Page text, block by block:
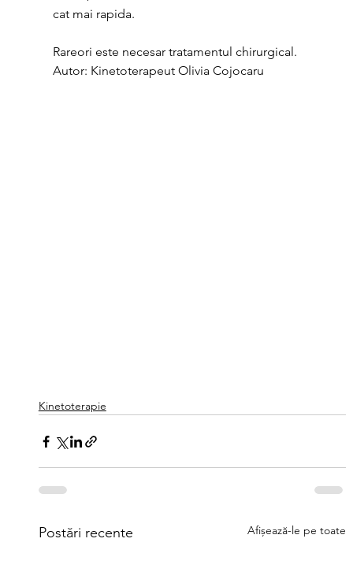
cat mai rapida.
Rareori este necesar tratamentul chirurgical.
Autor: Kinetoterapeut Olivia Cojocaru
Kinetoterapie
Postări recente Afișează-le pe toate